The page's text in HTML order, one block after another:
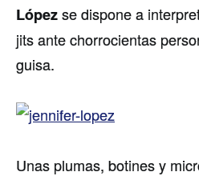
Lópezse dispone a
jits ante chorrocientas
guisa.
Unas plumas, botines y